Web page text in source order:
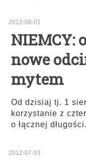
2012-08-01
NIEMCY:
nowe
mytem
Od dzisiaj tj. 1
korzystanie z
o łącznej długości
2012-07-03